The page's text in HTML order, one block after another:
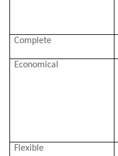
Complete
Economical
Flexible